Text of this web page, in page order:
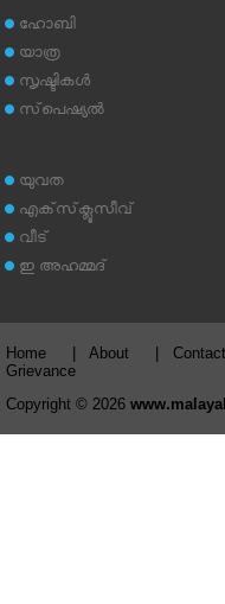
ഹോബി
യാത്ര
സൃഷ്ടികള്‍
സ്‌പെഷ്യല്‍
യുവത
എക്‌സ്‌ക്ലൂസീവ്
വീട്
ഇ അഹമ്മദ്‌
Home About
Grievance
Copyright © 2026